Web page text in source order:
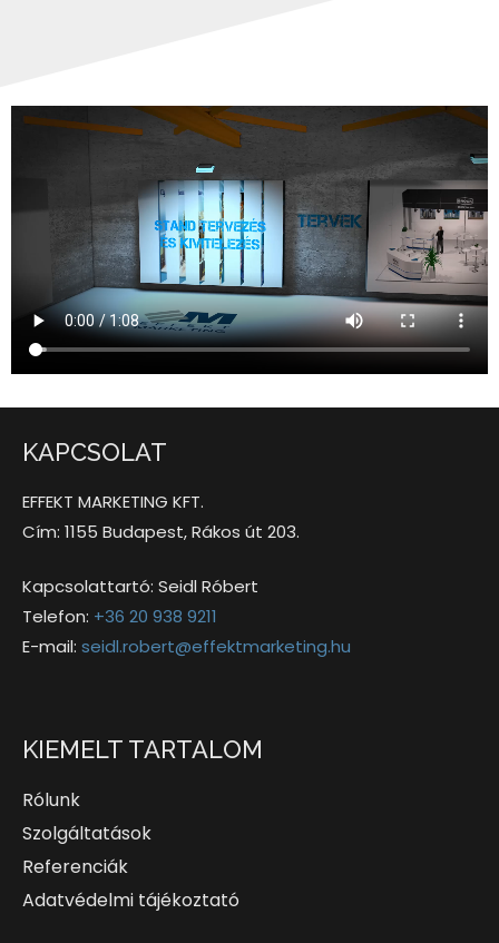
KAPCSOLAT
EFFEKT MARKETING KFT.
Cím: 1155 Budapest, Rákos út 203.
Kapcsolattartó: Seidl Róbert
Telefon: +36 20 938 9211
E-mail: seidl.robert@effektmarketing.hu
KIEMELT TARTALOM
Rólunk
Szolgáltatások
Referenciák
Adatvédelmi tájékoztató